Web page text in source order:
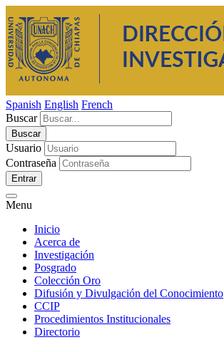
Spanish English French
Buscar
Usuario
Contraseña
Entrar
Menu
Inicio
Acerca de
Investigación
Posgrado
Colección Oro
Difusión y Divulgación del Conocimiento
CCIP
Procedimientos Institucionales
Directorio